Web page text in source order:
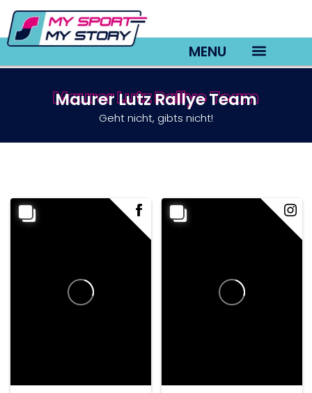
MENU
Maurer Lutz Rallye Team​
Maurer Lutz Rallye Team
Geht nicht, gibts nicht!